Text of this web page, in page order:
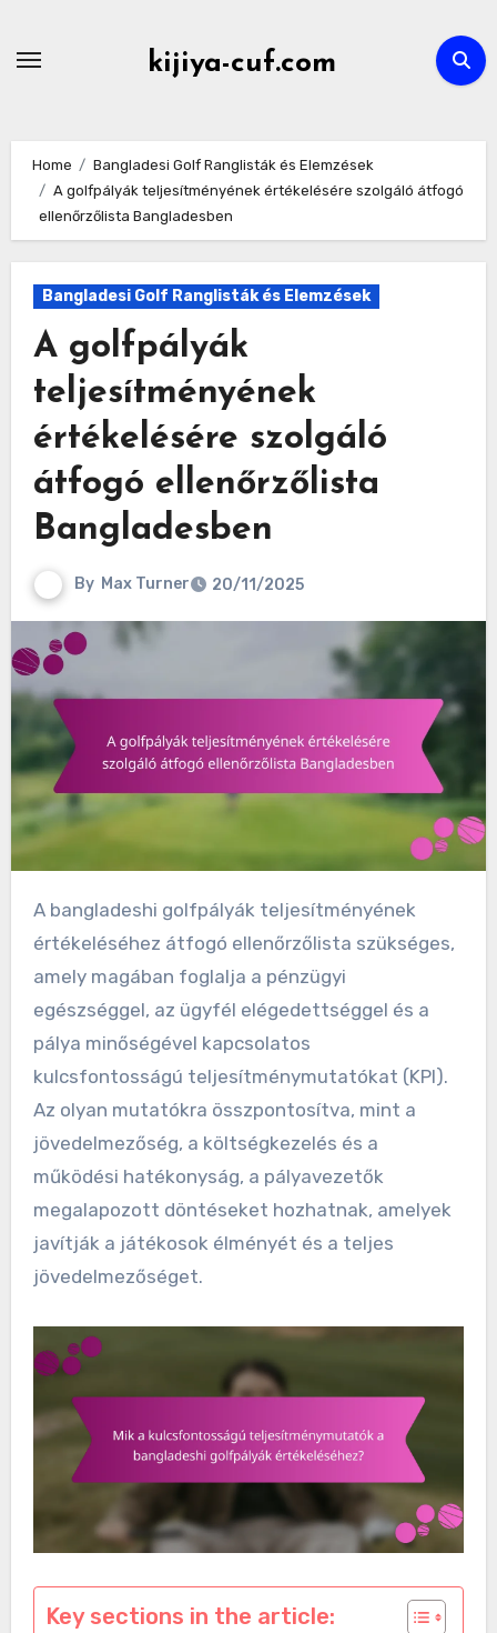
kijiya-cuf.com
Home
Bangladesi Golf Ranglisták és Elemzések
A golfpályák teljesítményének értékelésére szolgáló átfogó
ellenőrzőlista Bangladesben
Bangladesi Golf Ranglisták és Elemzések
A golfpályák
teljesítményének
értékelésére szolgáló
átfogó ellenőrzőlista
Bangladesben
By Max Turner 20/11/2025
A bangladeshi golfpályák teljesítményének
értékeléséhez átfogó ellenőrzőlista szükséges,
amely magában foglalja a pénzügyi
egészséggel, az ügyfél elégedettséggel és a
pálya minőségével kapcsolatos
kulcsfontosságú teljesítménymutatókat (KPI).
Az olyan mutatókra összpontosítva, mint a
jövedelmezőség, a költségkezelés és a
működési hatékonyság, a pályavezetők
megalapozott döntéseket hozhatnak, amelyek
javítják a játékosok élményét és a teljes
jövedelmezőséget.
Key sections in the article: